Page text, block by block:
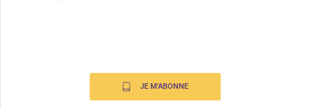
JE M'ABONNE